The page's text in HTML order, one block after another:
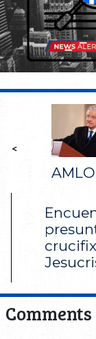
<
AMLO
Comments